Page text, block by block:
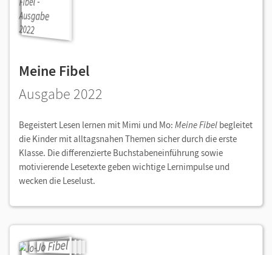
Meine Fibel
Ausgabe 2022
Begeistert Lesen lernen mit Mimi und Mo: Meine Fibel begleitet
die Kinder mit alltagsnahen Themen sicher durch die erste
Klasse. Die differenzierte Buchstabeneinführung sowie
motivierende Lesetexte geben wichtige Lernimpulse und
wecken die Leselust.